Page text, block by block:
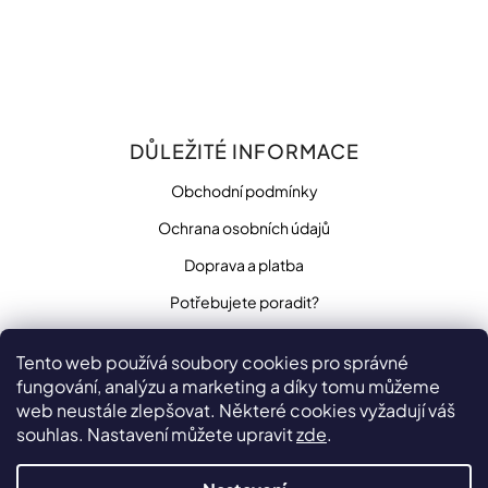
Tento web používá soubory cookies pro správné
fungování, analýzu a marketing a díky tomu můžeme
web neustále zlepšovat. Některé cookies vyžadují váš
souhlas. Nastavení můžete upravitzde.
DŮLEŽITÉ INFORMACE
Obchodní podmínky
Ochrana osobních údajů
Doprava a platba
Potřebujete poradit?
SLEDUJTE NÁS